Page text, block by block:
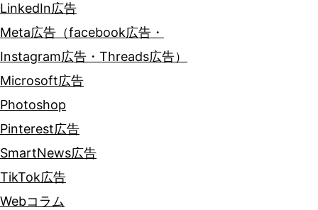
LinkedIn広告
Meta広告（facebook広告・
Instagram広告・Threads広告）
Microsoft広告
Photoshop
Pinterest広告
SmartNews広告
TikTok広告
Webコラム